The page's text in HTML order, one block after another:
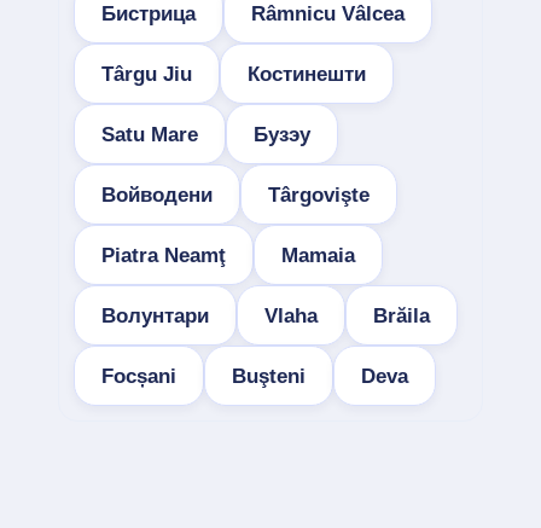
Бистрица Râmnicu Vâlcea
Târgu Jiu Костинешти
Satu Mare Бузэу
Войводени Târgovişte
Piatra Neamţ Mamaia
Волунтари Vlaha Brăila
Focșani Buşteni Deva